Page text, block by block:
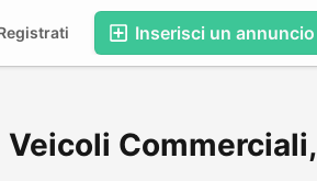
Inserisci un annuncio
Commerciali,